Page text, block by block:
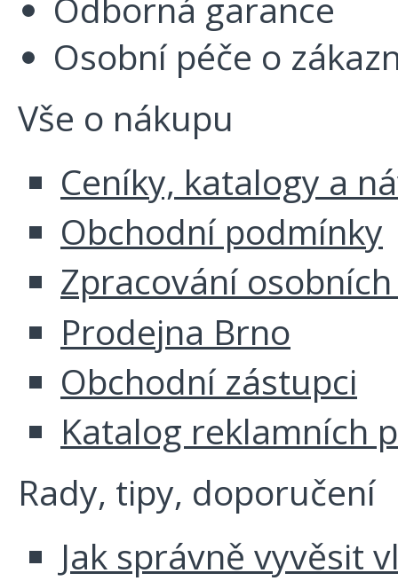
Osobní péče o
Vše o nákupu
Ceníky, katalogy a
Obchodní podmínky
Zpracování
Prodejna Brno
Obchodní zástupci
Katalog reklamních
Rady, tipy, doporučení
Jak správně vyvěsit